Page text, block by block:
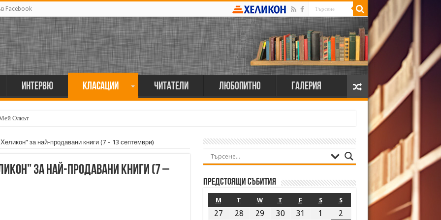
Facebook
Интервю Класации Читатели Любопитно Галерия
Олкът
на нещата ти идва наум винаги последно“
психологът, който промени сънищата ни
за най-продавани книги (7 – 13 септември)
за най-продавани книги (7 –
Предстоящи събития
M T W T F S S
27 28 29 30 31 1
2